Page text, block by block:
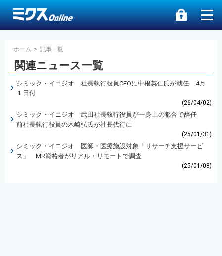
ホーム > 記事一覧
関連ニュース一覧
シミック・イニジオ 社長執行役員CEOに中根英仁氏が就任 4月
１日付
(26/04/02)
シミック・イニジオ 武田社長執行役員が一身上の都合で辞任
前社長執行役員の木崎弘氏が社長代行に
(25/01/31)
シミック・イニジオ 医師・医療施設対象「リサーチ支援サービ
ス」 MR資格者がリアル・リモートで調査
(25/01/08)